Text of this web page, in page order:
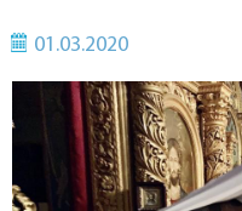
01.03.2020